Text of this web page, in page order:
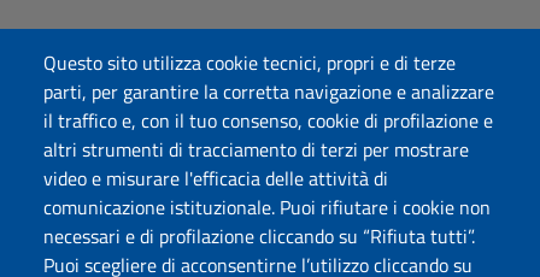
Questo sito utilizza cookie tecnici, propri e di terze
parti, per garantire la corretta navigazione e analizzare
il traffico e, con il tuo consenso, cookie di profilazione e
altri strumenti di tracciamento di terzi per mostrare
video e misurare l'efficacia delle attività di
comunicazione istituzionale. Puoi rifiutare i cookie non
necessari e di profilazione cliccando su “Rifiuta tutti”.
Puoi scegliere di acconsentirne l’utilizzo cliccando su
Università degli Studi di Sassari
Struttura di Raccordo
Dichiarazione di accessibilità
Posta elettronica @uniss.it
Protocollo
Seguici su